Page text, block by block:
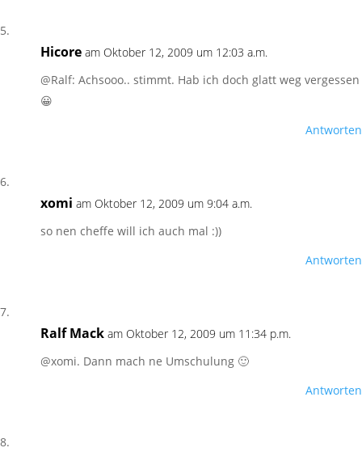
Hicore am Oktober 12, 2009 um 12:03 a.m.
@Ralf: Achsooo.. stimmt. Hab ich doch glatt weg vergessen
😀
Antworten
xomi am Oktober 12, 2009 um 9:04 a.m.
so nen cheffe will ich auch mal :))
Antworten
Ralf Mack am Oktober 12, 2009 um 11:34 p.m.
@xomi. Dann mach ne Umschulung 🙂
Antworten